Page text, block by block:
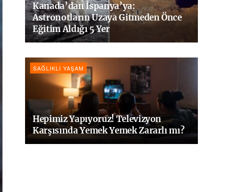
Kanada’dan İspanya’ya:
Astronotların Uzaya Gitmeden Önce
Eğitim Aldığı 5 Yer
SAĞLIKLI YAŞAM
Hepimiz Yapıyoruz! Televizyon
Karşısında Yemek Yemek Zararlı mı?